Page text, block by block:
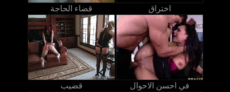
قضاء الحاجة اختراق
قضيب في احسن الاحوال